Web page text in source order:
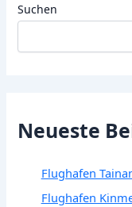
Suchen
Neueste
Flughafen
Flughafen